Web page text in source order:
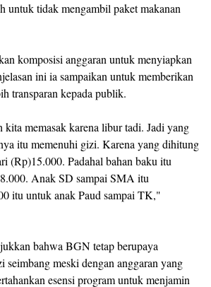
untuk tidak mengambil paket makanan
komposisi anggaran untuk menyiapkan
ini ia sampaikan untuk memberikan
transparan kepada publik.
memasak karena libur tadi. Jadi yang
itu memenuhi gizi. Karena yang dihitung
(Rp)15.000. Padahal bahan baku itu
Anak SD sampai SMA itu
itu untuk anak Paud sampai TK,"
bahwa BGN tetap berupaya
seimbang meski dengan anggaran yang
esensi program untuk menjamin